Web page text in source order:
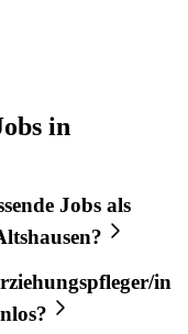
in
Jobs als
?
in